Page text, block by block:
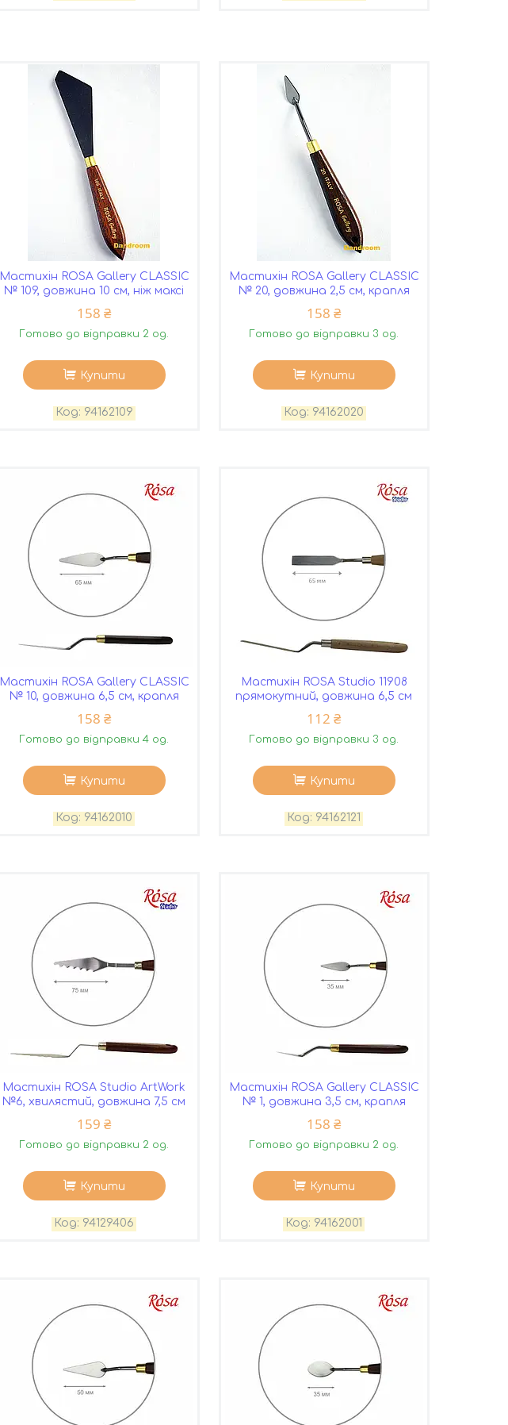
Мастихін ROSA Gallery CLASSIC
№ 109, довжина 10 см, ніж максі
158 ₴
Готово до відправки 2 од.
Купити
94162109
Мастихін ROSA Gallery CLASSIC
№ 20, довжина 2,5 см, крапля
158 ₴
Готово до відправки 3 од.
Купити
94162020
Мастихін ROSA Gallery CLASSIC
№ 10, довжина 6,5 см, крапля
158 ₴
Готово до відправки 4 од.
Купити
94162010
Мастихін ROSA Studio 11908
прямокутний, довжина 6,5 см
112 ₴
Готово до відправки 3 од.
Купити
94162121
Мастихін ROSA Studio ArtWork
№6, хвилястий, довжина 7,5 см
159 ₴
Готово до відправки 2 од.
Купити
94129406
Мастихін ROSA Gallery CLASSIC
№ 1, довжина 3,5 см, крапля
158 ₴
Готово до відправки 2 од.
Купити
94162001